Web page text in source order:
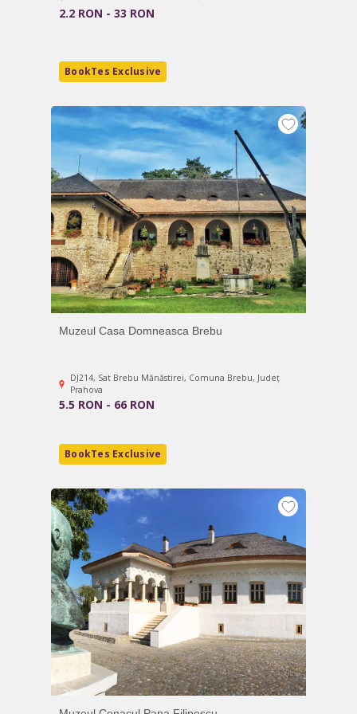
2.2 RON - 33 RON
BookTes Exclusive
Muzeul Casa Domneasca Brebu
DJ214, Sat Brebu Mănăstirei, Comuna Brebu, Județ
Prahova
5.5 RON - 66 RON
BookTes Exclusive